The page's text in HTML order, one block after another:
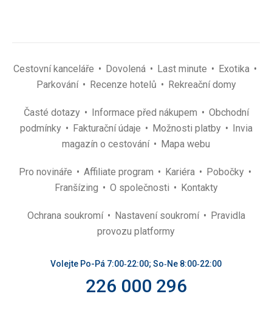
Cestovní kanceláře Dovolená Last minute
Exotika
Parkování
Recenze hotelů Rekreační domy
Časté dotazy Informace před nákupem
Obchodní
podmínky
Fakturační údaje Možnosti platby
Invia
magazín o cestování
Mapa webu
Pro novináře Affiliate program Kariéra
Pobočky
Franšízing
O společnosti Kontakty
Ochrana soukromí Nastavení soukromí
Pravidla
provozu platformy
Volejte Po-Pá 7:00‑22:00; So‑Ne 8:00‑22:00
226 000 296